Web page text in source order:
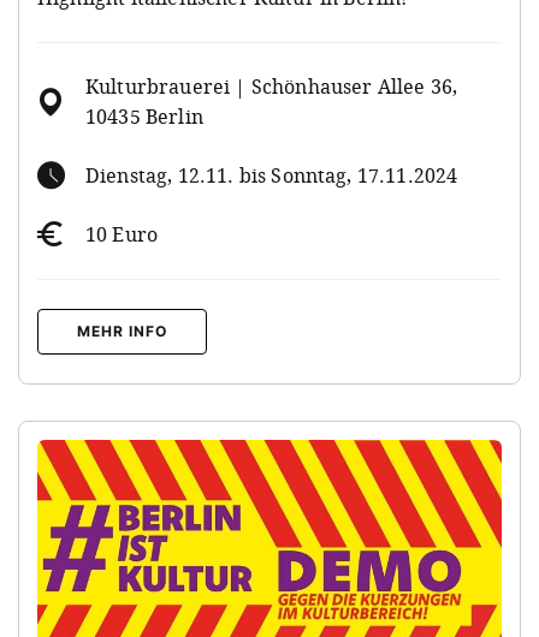
Kulturbrauerei | Schönhauser Allee 36,
10435 Berlin
Dienstag, 12.11. bis Sonntag, 17.11.2024
10 Euro
MEHR INFO